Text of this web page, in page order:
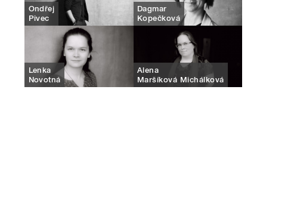
Ondřej
Pivec
Dagmar
Kopečková
Lenka
Novotná
Alena
Maršíková Michálková